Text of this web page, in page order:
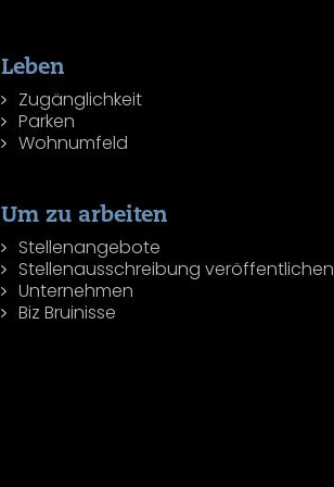
Leben
Zugänglichkeit
Parken
Wohnumfeld
Um zu arbeiten
Stellenangebote
Stellenausschreibung veröffentlichen
Unternehmen
Biz Bruinisse